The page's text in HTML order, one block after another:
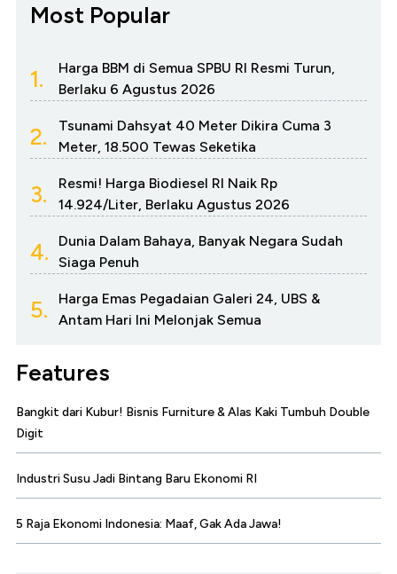
Most Popular
1.
Harga BBM di Semua SPBU RI Resmi Turun,
Berlaku 6 Agustus 2026
2.
Tsunami Dahsyat 40 Meter Dikira Cuma 3
Meter, 18.500 Tewas Seketika
3.
Resmi! Harga Biodiesel RI Naik Rp
14.924/Liter, Berlaku Agustus 2026
4.
Dunia Dalam Bahaya, Banyak Negara Sudah
Siaga Penuh
5.
Harga Emas Pegadaian Galeri 24, UBS &
Antam Hari Ini Melonjak Semua
Features
Bangkit dari Kubur! Bisnis Furniture & Alas Kaki Tumbuh Double
Digit
Industri Susu Jadi Bintang Baru Ekonomi RI
5 Raja Ekonomi Indonesia: Maaf, Gak Ada Jawa!